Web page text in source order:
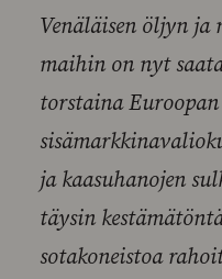
Venäläisen öljyn ja
maihin on nyt
torstaina
ja kaasuhanojen
täysin
sotakoneistoa